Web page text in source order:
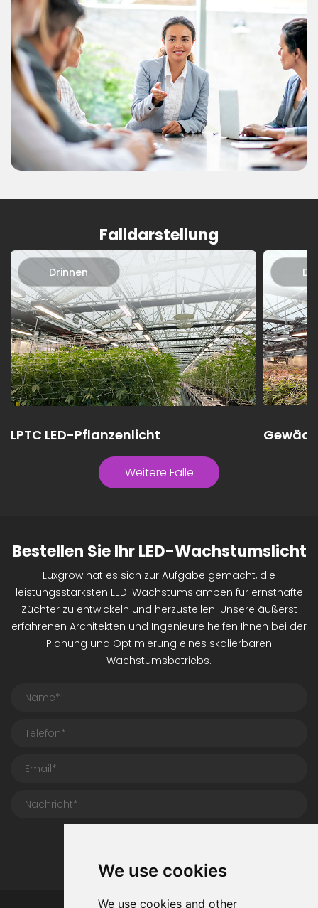
We use cookies
We use cookies and other
Falldarstellung
Drinnen
LPTC LED-Pflanzenlicht
Weitere Fälle
Bestellen Sie Ihr LED-Wachstumslicht
Luxgrow hat es sich zur Aufgabe gemacht, die
leistungsstärksten LED-Wachstumslampen für ernsthafte
Züchter zu entwickeln und herzustellen. Unsere äußerst
erfahrenen Architekten und Ingenieure helfen Ihnen bei der
Planung und Optimierung eines skalierbaren
Wachstumsbetriebs.